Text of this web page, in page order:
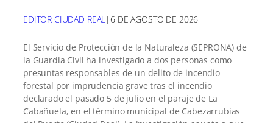
EDITOR CIUDAD REAL|6 DE AGOSTO DE 2026
El Servicio de Protección de la Naturaleza (SEPRONA) de
la Guardia Civil ha investigado a dos personas como
presuntas responsables de un delito de incendio
forestal por imprudencia grave tras el incendio
declarado el pasado 5 de julio en el paraje de La
Cabañuela, en el término municipal de Cabezarrubias